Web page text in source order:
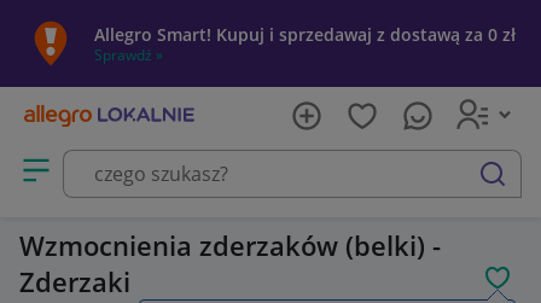
Allegro Smart! Kupuj i sprzedawaj z dostawą za 0 zł
Sprawdź »
Otwórz menu z kategoriami
szukaj
Wzmocnienia zderzaków (belki) -
Zderzaki